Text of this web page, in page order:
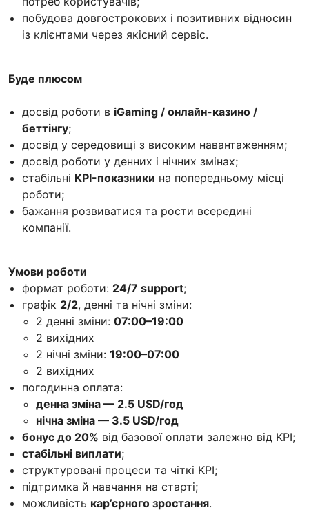
побудова довгострокових і позитивних відносин
із клієнтами через якісний сервіс.
Буде плюсом
досвід роботи в iGaming / онлайн-казино /
беттінгу;
досвід у середовищі з високим навантаженням;
досвід роботи у денних і нічних змінах;
стабільні KPI-показники на попередньому місці
роботи;
бажання розвиватися та рости всередині
компанії.
Умови роботи
формат роботи: 24/7 support;
графік 2/2, денні та нічні зміни:
2 денні зміни: 07:00–19:00
2 вихідних
2 нічні зміни: 19:00–07:00
2 вихідних
погодинна оплата:
денна зміна — 2.5 USD/год
нічна зміна — 3.5 USD/год
бонус до 20% від базової оплати залежно від KPI;
стабільні виплати;
структуровані процеси та чіткі KPI;
підтримка й навчання на старті;
можливість кар’єрного зростання.